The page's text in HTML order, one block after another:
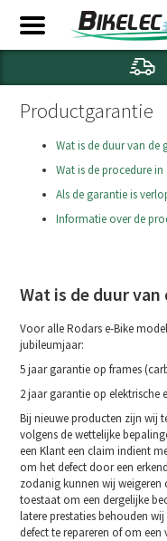
Productgarantie
Wat is de duur van de
Wat is de procedure
Als de garantie is
Informatie over de
Wat is de duur van
Voor alle Rodars e-Bike
jubileumjaar:
5 jaar garantie op frames
2 jaar garantie op elektrische
Bij nieuwe producten zijn wij
volgens de wettelijke
een Klant een claim indient
om het defect door een
zodanig kunnen wij weigeren
toestaat om een dergelijke
latere prestaties behouden
defect te repareren of om een